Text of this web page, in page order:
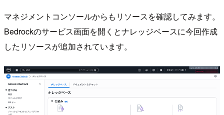
マネジメントコンソールからもリソースを確認してみます。
Bedrockのサービス画面を開くとナレッジベースに今回作成
したリソースが追加されています。